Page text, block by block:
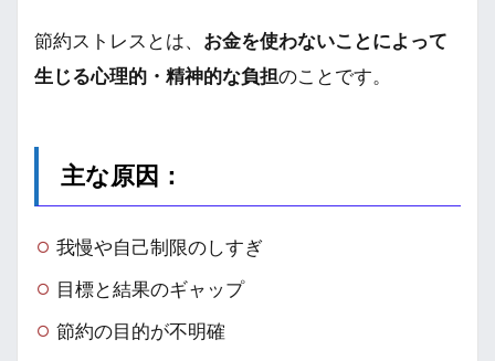
節約ストレスとは、 お金を使わないことによって
生じる心理的・精神的な負担のことです。
主な原因：
我慢や自己制限のしすぎ
目標と結果のギャップ
節約の目的が不明確